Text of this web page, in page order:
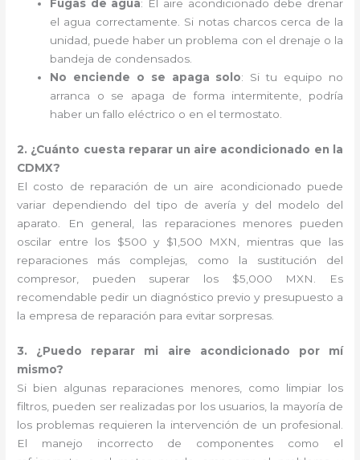
Fugas de agua: El aire acondicionado debe drenar
el agua correctamente. Si notas charcos cerca de la
unidad, puede haber un problema con el drenaje o la
bandeja de condensados.
No enciende o se apaga solo: Si tu equipo no
arranca o se apaga de forma intermitente, podría
haber un fallo eléctrico o en el termostato.
2. ¿Cuánto cuesta reparar un aire acondicionado en la
CDMX?
El costo de reparación de un aire acondicionado puede
variar dependiendo del tipo de avería y del modelo del
aparato. En general, las reparaciones menores pueden
oscilar entre los $500 y $1,500 MXN, mientras que las
reparaciones más complejas, como la sustitución del
compresor, pueden superar los $5,000 MXN. Es
recomendable pedir un diagnóstico previo y presupuesto a
la empresa de reparación para evitar sorpresas.
3. ¿Puedo reparar mi aire acondicionado por mí
mismo?
Si bien algunas reparaciones menores, como limpiar los
filtros, pueden ser realizadas por los usuarios, la mayoría de
los problemas requieren la intervención de un profesional.
El manejo incorrecto de componentes como el